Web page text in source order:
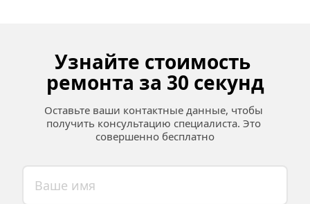
Узнайте стоимость
ремонта за 30 секунд
Оставьте ваши контактные данные, чтобы
получить консультацию специалиста. Это
совершенно бесплатно